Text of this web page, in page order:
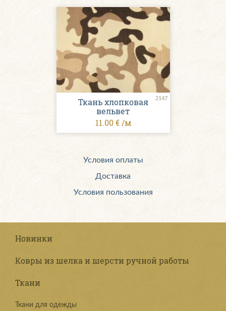
2147
Ткань хлопковая
вельвет
11.00 € /м
Условия оплаты
Доставка
Условия пользования
Новинки
Ковры из шелка и шерсти ручной работы
Ткани
Ткани для одежды